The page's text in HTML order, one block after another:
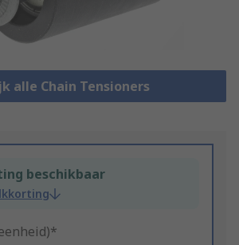
alle Chain Tensioners
beschikbaar